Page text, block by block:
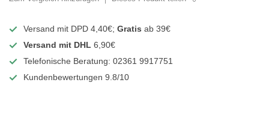
Versand mit DPD 4,40€; Gratis ab 39€
Versand mit DHL 6,90€
Telefonische Beratung: 02361 9917751
Kundenbewertungen 9.8/10